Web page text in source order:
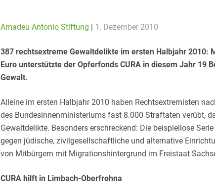
Amadeu Antonio Stiftung | 1. Dezember 2010
387 rechtsextreme Gewaltdelikte im ersten Halbjahr 2010:
Euro unterstützte der Opferfonds CURA in diesem Jahr 19
Gewalt.
Alleine im ersten Halbjahr 2010 haben Rechtsextremisten
des Bundesinnenministeriums fast 8.000 Straftaten verübt,
Gewaltdelikte. Besonders erschreckend: Die beispiellose
gegen jüdische, zivilgesellschaftliche und alternative
von Mitbürgern mit Migrationshintergrund im Freistaat
CURA hilft in Limbach-Oberfrohna